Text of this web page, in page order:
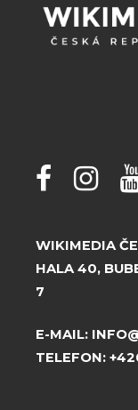
WIKIMEDIA
HALA 40,
7
E-MAIL:
TELEFON: